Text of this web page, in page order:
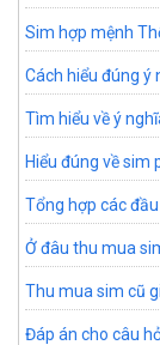
Sim hợp mệnh
Cách hiểu đúng ý
Tìm hiểu về ý
Hiểu đúng về
Tổng hợp các
Ở đâu thu mua
Thu mua sim cũ
Đáp án cho câu